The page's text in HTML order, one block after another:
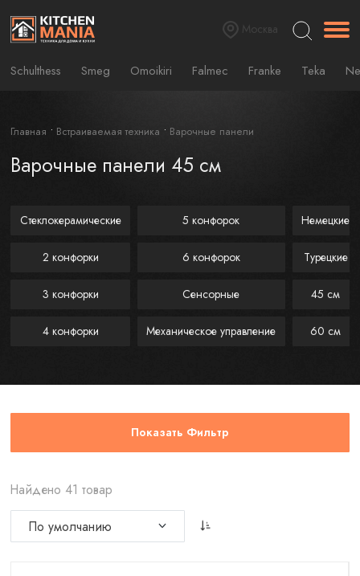
Москва
Schulthess Smeg Omoikiri Falmec Franke Teka
Главная Встраиваемая техника Варочные панели
Варочные панели 45 см
Стеклокерамические
2 конфорки
3 конфорки
4 конфорки
5 конфорок
6 конфорок
Сенсорные
Механическое управление
Немецкие
Турецкие
45 см
60 см
Показать Фильтр
Найдено 41 товар